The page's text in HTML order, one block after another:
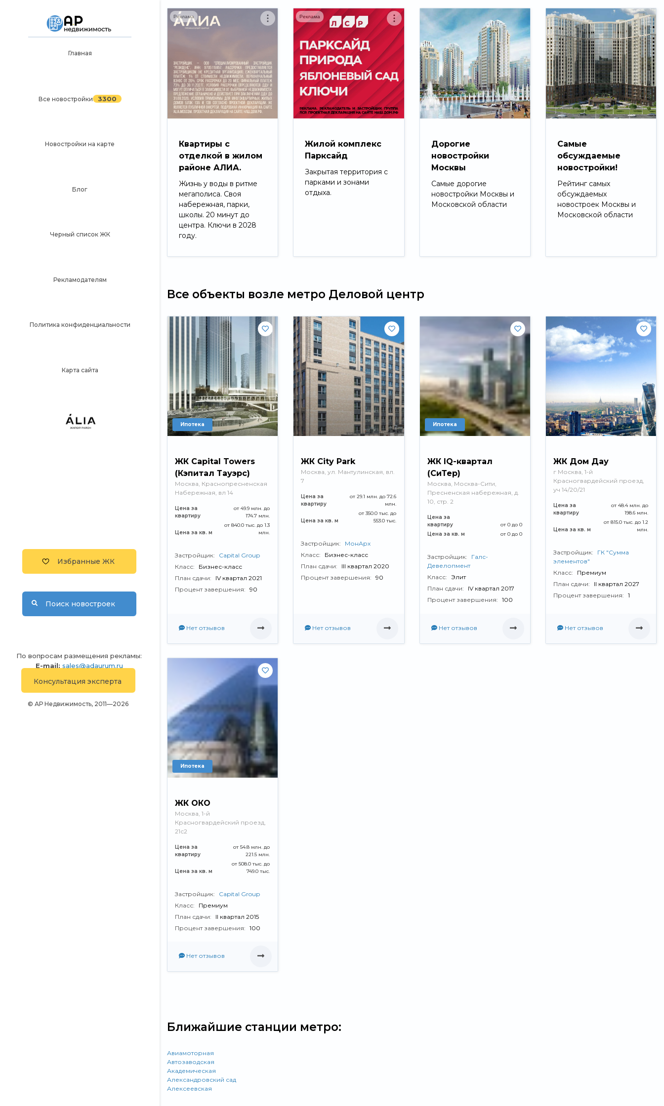
Главная
Все новостройки 3300
Новостройки на карте
Блог
Черный список ЖК
Рекламодателям
Политика конфиденциальности
Карта сайта
Избранные ЖК
Поиск новостроек
По вопросам размещения рекламы:
E-mail: sales@adaurum.ru
Консультация эксперта
© АР Недвижимость, 2011—2026
Новостройки на карте
Квартиры с
отделкой в жилом
районе АЛИА.
Жизнь у воды в ритме
мегаполиса. Своя
набережная, парки,
школы. 20 минут до
центра. Ключи в 2028
году.
Реклама
Жилой комплекс
Парксайд
Закрытая территория с
парками и зонами
отдыха.
Реклама
Дорогие
новостройки
Москвы
Самые дорогие
новостройки Москвы и
Московской области
Самые
обсуждаемые
новостройки!
Рейтинг самых
обсуждаемых
новостроек Москвы и
Московской области
Все объекты возле метро Деловой центр
Ипотека
ЖК Capital Towers
(Кэпитал Тауэрс)
Москва, ​Краснопресненская
Набережная, вл 14
Цена за
квартиру
от 49.9 млн. до
174.7 млн.
Цена за кв. м
от 840.0 тыс. до 1.3
млн.
Застройщик:
Capital Group
Класс:
Бизнес-класс
План сдачи:
IV квартал 2021
Процент завершения: 90
Нет отзывов
ЖК City Park
Москва, ул. Мантулинская, вл.
7
Цена за
квартиру
от 29.1 млн. до 72.6
млн.
Цена за кв. м
от 350.0 тыс. до
553.0 тыс.
Застройщик:
МонАрх
Класс:
Бизнес-класс
План сдачи:
III квартал 2020
Процент завершения:
90
Нет отзывов
Ипотека
ЖК IQ-квартал
(СиТер)
Москва, Москва-Сити,
Пресненская набережная, д.
10, стр. 2
Цена за
квартиру
от 0 до 0
Цена за кв. м
от 0 до 0
Застройщик:
Галс-
Девелопмент
Класс: Элит
План сдачи:
IV квартал 2017
Процент завершения: 100
Нет отзывов
ЖК Дом Дау
г Москва, 1-й
Красногвардейский проезд,
уч 14/20/21
Цена за
квартиру
от 48.4 млн. до
198.6 млн.
Цена за кв. м
от 815.0 тыс. до 1.2
млн.
Застройщик:
ГК "Сумма
элементов"
Класс:
Премиум
План сдачи:
II квартал 2027
Процент завершения: 1
Нет отзывов
Ипотека
ЖК ОКО
Москва, 1-й
Красногвардейский проезд,
21с2
Цена за
квартиру
от 54.8 млн. до
221.5 млн.
Цена за кв. м
от 508.0 тыс. до
749.0 тыс.
Застройщик:
Capital Group
Класс:
Премиум
План сдачи:
II квартал 2015
Процент завершения: 100
Нет отзывов
Ближайшие станции метро:
Авиамоторная
Автозаводская
Академическая
Александровский сад
Алексеевская